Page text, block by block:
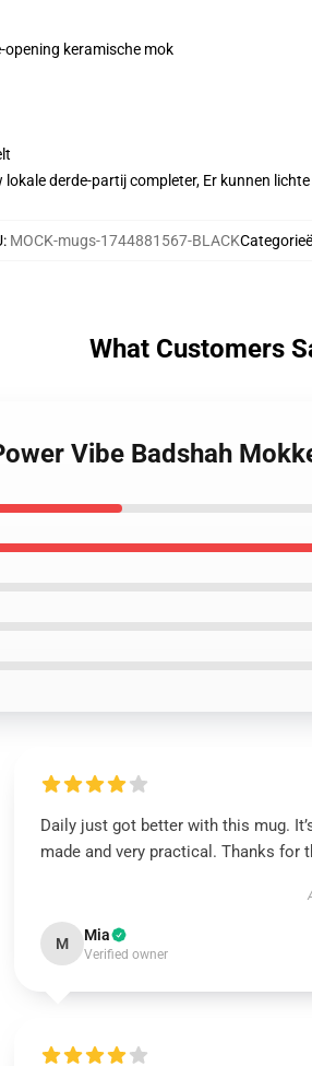
opening keramische mok
derde-partij completer, Er kunnen
: MOCK-mugs-1744881567-BLACK
What Customers
Vibe Badshah
Daily just got better with this mug.
made and very practical. Thanks for
M Mia
Verified owner